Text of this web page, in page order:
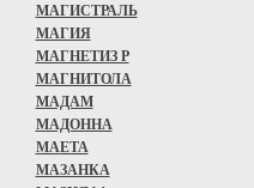
МАГИСТРАЛЬ
МАГИЯ
МАГНЕТИЗ Р
МАГНИТОЛА
МАДАМ
МАДОННА
МАЕТА
МАЗАНКА